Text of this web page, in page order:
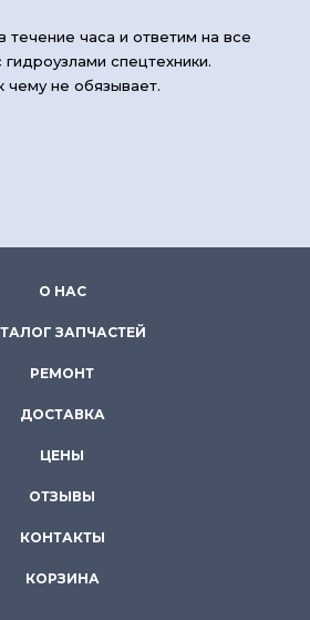
часа и ответим на все
спецтехники.
чему не обязывает.
О НАС
ЗАПЧАСТЕЙ
РЕМОНТ
ДОСТАВКА
ЦЕНЫ
ОТЗЫВЫ
КОНТАКТЫ
КОРЗИНА